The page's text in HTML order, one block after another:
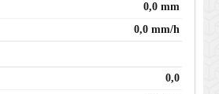
0,0 mm
0,0 mm/h
0,0